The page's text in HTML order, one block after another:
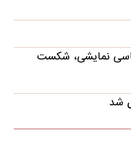
نمایشی، شکست
شد